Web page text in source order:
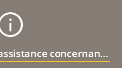
Informations sur l'assistance concernant le produit